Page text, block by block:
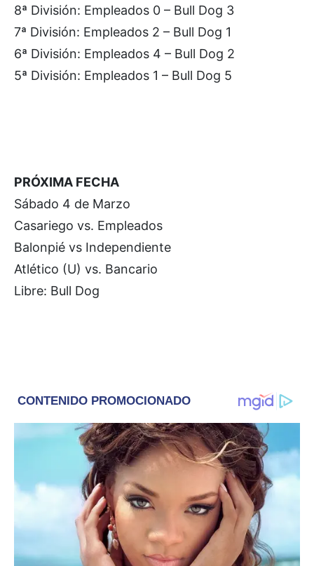
8ª División: Empleados 0 – Bull Dog 3
7ª División: Empleados 2 – Bull Dog 1
6ª División: Empleados 4 – Bull Dog 2
5ª División: Empleados 1 – Bull Dog 5
PRÓXIMA FECHA
Sábado 4 de Marzo
Casariego vs. Empleados
Balonpié vs Independiente
Atlético (U) vs. Bancario
Libre: Bull Dog